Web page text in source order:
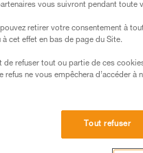
à la
actualité
vous suivront pendant toute
retirer votre consentement à
à cet effet en bas de page du Site.
de refuser tout ou partie de ces
refus ne vous empêchera d’accéder à
Tout refuser